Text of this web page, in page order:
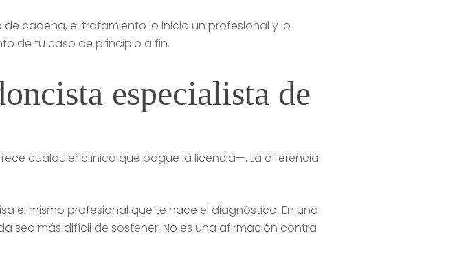
cadena, el tratamiento lo inicia un profesional y lo
de tu caso de principio a fin.
especialista de
cualquier clínica que pague la licencia—. La diferencia
el mismo profesional que te hace el diagnóstico. En una
sea más difícil de sostener. No es una afirmación contra